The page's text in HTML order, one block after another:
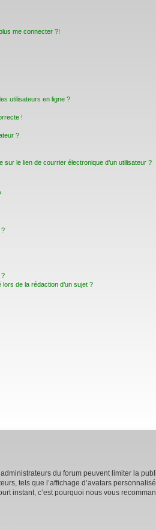
me connecter ?!
utilisateurs en ligne ?
!
?
sur le lien de courrier électronique d’un utilisateur ?
?
de la rédaction d’un sujet ?
du forum peuvent limiter la
tels que l’affichage d’avatars
instant, c’est pourquoi nous vous